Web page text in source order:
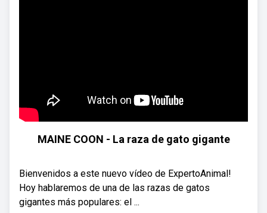
MAINE COON - La raza de gato gigante
Bienvenidos a este nuevo vídeo de ExpertoAnimal!
Hoy hablaremos de una de las razas de gatos
gigantes más populares: el ...